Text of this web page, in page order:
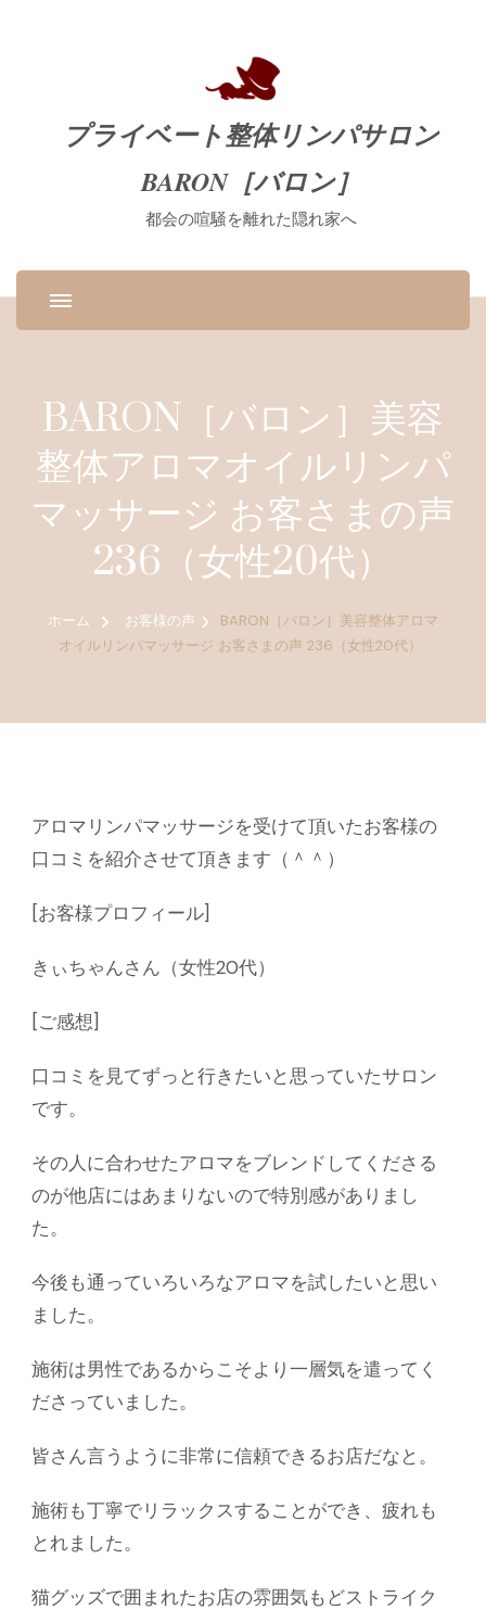
プライベート整体リンパサロン
BARON［バロン］
都会の喧騒を離れた隠れ家へ
BARON［バロン］美容
整体アロマオイルリンパ
マッサージ お客さまの声
236（女性20代）
ホーム お客様の声
BARON［バロン］美容整体アロマ
オイルリンパマッサージ お客さまの声 236（女性20代）
アロマリンパマッサージを受けて頂いたお客様の
口コミを紹介させて頂きます（＾＾）
[お客様プロフィール]
きぃちゃんさん（女性20代）
[ご感想]
口コミを見てずっと行きたいと思っていたサロン
です。
その人に合わせたアロマをブレンドしてくださる
のが他店にはあまりないので特別感がありまし
た。
今後も通っていろいろなアロマを試したいと思い
ました。
施術は男性であるからこそより一層気を遣ってく
ださっていました。
皆さん言うように非常に信頼できるお店だなと。
施術も丁寧でリラックスすることができ、疲れも
とれました。
猫グッズで囲まれたお店の雰囲気もどストライク